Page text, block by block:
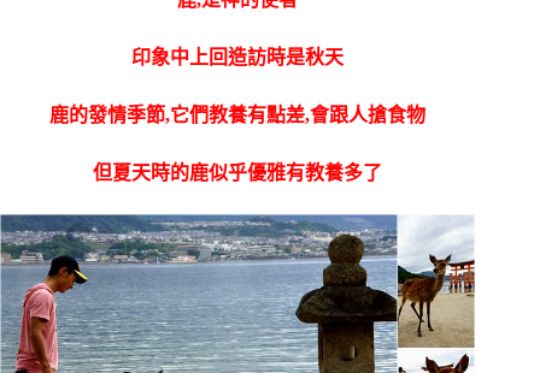
印象中上回造訪時是秋天
鹿的發情季節,它們教養有點差,會跟人搶食物
但夏天時的鹿似乎優雅有教養多了